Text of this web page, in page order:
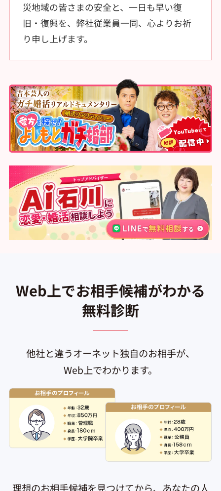
災地域の皆さまの安全と、一日も早い復
旧・復興を、弊社従業員一同、心よりお祈
り申し上げます。
Web上でお相手候補がわかる
無料診断
他社と違うオーネット独自のお相手が、
Web上でわかります。
理想のお相手候補を見つけてから、あなたの人